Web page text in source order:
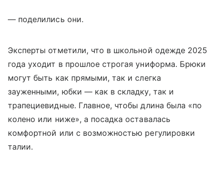
— поделились они.
Эксперты отметили, что в школьной одежде 2025
года уходит в прошлое строгая униформа. Брюки
могут быть как прямыми, так и слегка
зауженными, юбки — как в складку, так и
трапециевидные. Главное, чтобы длина была «по
колено или ниже», а посадка оставалась
комфортной или с возможностью регулировки
талии.